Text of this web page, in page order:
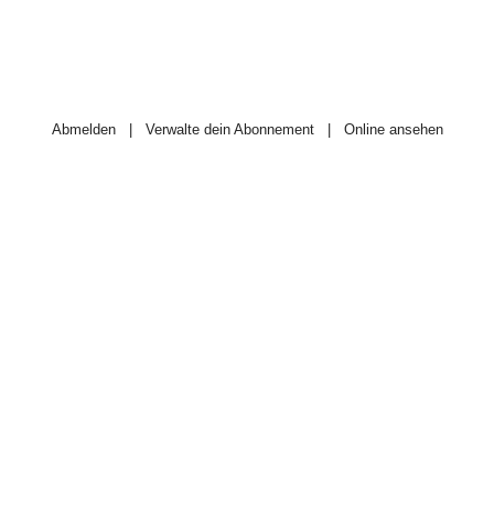
Abmelden| Verwalte dein Abonnement| Online ansehen